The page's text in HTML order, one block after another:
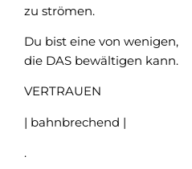
zu strömen.
Du bist eine von wenigen,
die DAS bewältigen kann.
VERTRAUEN
| bahnbrechend |
.